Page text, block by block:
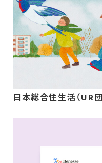
日本総合住生活（UR